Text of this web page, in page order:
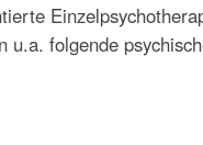
folgende